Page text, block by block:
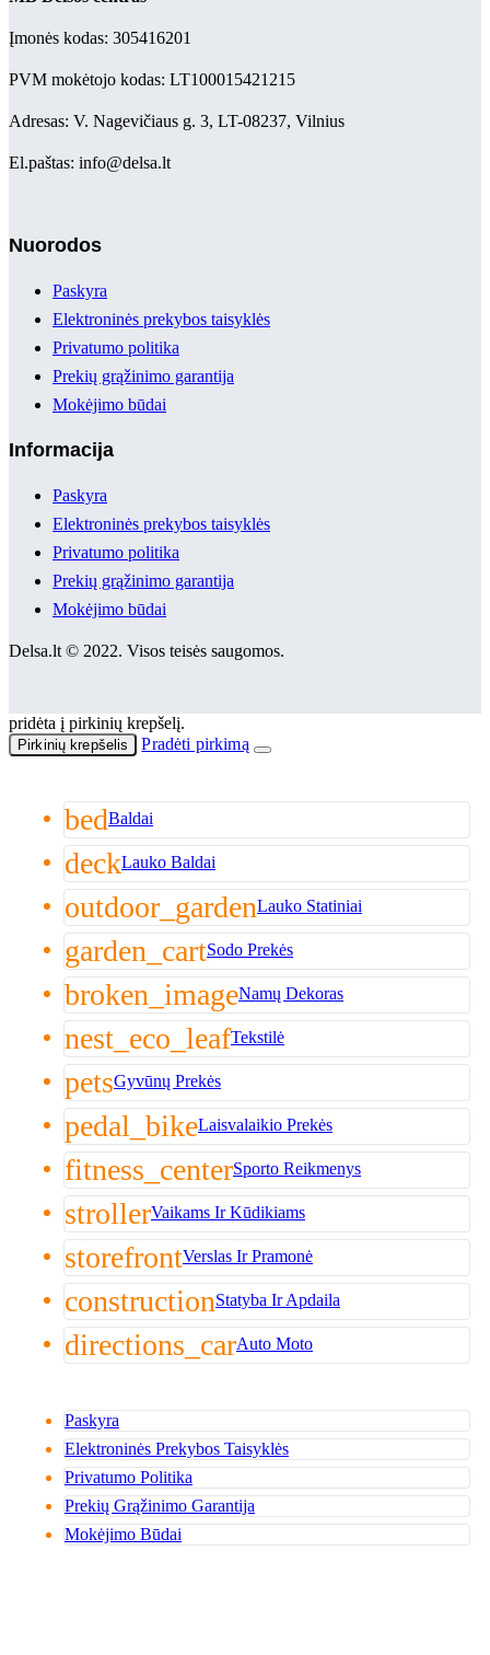
Įmonės kodas: 305416201
PVM mokėtojo kodas: LT100015421215
Adresas: V. Nagevičiaus g. 3, LT-08237, Vilnius
El.paštas: info@delsa.lt
Nuorodos
Paskyra
Elektroninės prekybos taisyklės
Privatumo politika
Prekių grąžinimo garantija
Mokėjimo būdai
Informacija
Paskyra
Elektroninės prekybos taisyklės
Privatumo politika
Prekių grąžinimo garantija
Mokėjimo būdai
Delsa.lt © 2022. Visos teisės saugomos.
pridėta į pirkinių krepšelį.
Pirkinių krepšelis Pradėti pirkimą
bedBaldai
deckLauko Baldai
outdoor_gardenLauko Statiniai
garden_cartSodo Prekės
broken_imageNamų Dekoras
nest_eco_leafTekstilė
petsGyvūnų Prekės
pedal_bikeLaisvalaikio Prekės
fitness_centerSporto Reikmenys
strollerVaikams Ir Kūdikiams
storefrontVerslas Ir Pramonė
constructionStatyba Ir Apdaila
directions_carAuto Moto
Paskyra
Elektroninės Prekybos Taisyklės
Privatumo Politika
Prekių Grąžinimo Garantija
Mokėjimo Būdai